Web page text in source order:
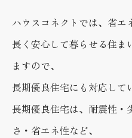
ハウスコネクトでは、省エ
長く安心して暮らせる住ま
ますので、
長期優良住宅にも対応して
長期優良住宅は、耐震性・
さ・省エネ性など、